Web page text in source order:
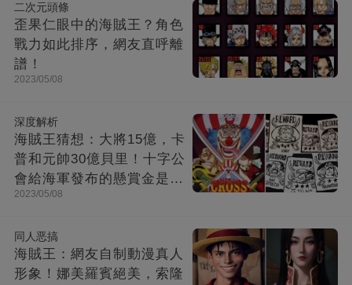
二次元頭條
歪果仁眼中的海賊王？角色
戰力如此排序，網友直呼離
譜！
2023/05/08
深度解析
海賊王猜想：大將15億，卡
普和元帥30億貝里！十字公
會給海軍發布的懸賞金是多
少？
2023/05/08
同人恶搞
海賊王：網友自制動漫真人
形象！娜美羅賓絕美，索隆